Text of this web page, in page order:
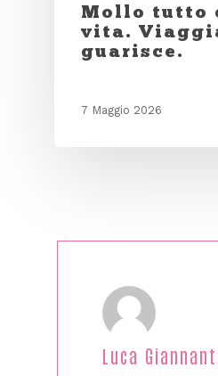
Mollo tutto
vita.
guarisce.
7 Maggio 2026
Luca